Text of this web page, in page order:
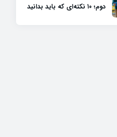
دوم؛ ۱۰ نکته‌ای که باید بدانید